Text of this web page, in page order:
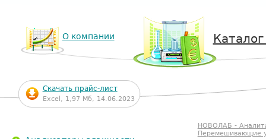
О компании
Скачать прайс-лист
Excel, 1,97 Мб, 14.06.2023
НОВОЛАБ -
Перемешивающие